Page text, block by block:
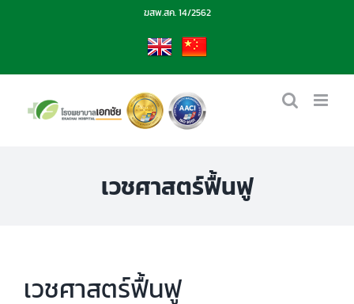
ฆสพ.สค. 14/2562
EN CN
เวชศาสตร์ฟื้นฟู
เวชศาสตร์ฟื้นฟู